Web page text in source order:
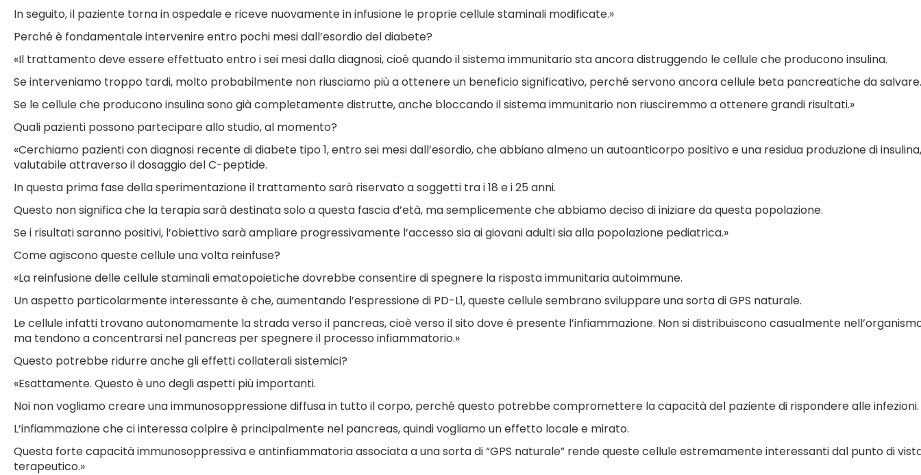
In seguito, il paziente torna in ospedale e riceve nuovamente in infusione le proprie cellule staminali modificate.»
Perché è fondamentale intervenire entro pochi mesi dall’esordio del diabete?
«Il trattamento deve essere effettuato entro i sei mesi dalla diagnosi, cioè quando il sistema immunitario sta ancora distruggendo le cellule che producono insulina.
Se interveniamo troppo tardi, molto probabilmente non riusciamo più a ottenere un beneficio significativo, perché servono ancora cellule beta pancreatiche da salvare.
Se le cellule che producono insulina sono già completamente distrutte, anche bloccando il sistema immunitario non riusciremmo a ottenere grandi risultati.»
Quali pazienti possono partecipare allo studio, al momento?
«Cerchiamo pazienti con diagnosi recente di diabete tipo 1, entro sei mesi dall’esordio, che abbiano almeno un autoanticorpo positivo e una residua produzione di insulina,
valutabile attraverso il dosaggio del C-peptide.
In questa prima fase della sperimentazione il trattamento sarà riservato a soggetti tra i 18 e i 25 anni.
Questo non significa che la terapia sarà destinata solo a questa fascia d’età, ma semplicemente che abbiamo deciso di iniziare da questa popolazione.
Se i risultati saranno positivi, l’obiettivo sarà ampliare progressivamente l’accesso sia ai giovani adulti sia alla popolazione pediatrica.»
Come agiscono queste cellule una volta reinfuse?
«La reinfusione delle cellule staminali ematopoietiche dovrebbe consentire di spegnere la risposta immunitaria autoimmune.
Un aspetto particolarmente interessante è che, aumentando l’espressione di PD-L1, queste cellule sembrano sviluppare una sorta di GPS naturale.
Le cellule infatti trovano autonomamente la strada verso il pancreas, cioè verso il sito dove è presente l’infiammazione. Non si distribuiscono casualmente
ma tendono a concentrarsi nel pancreas per spegnere il processo infiammatorio.»
Questo potrebbe ridurre anche gli effetti collaterali sistemici?
«Esattamente. Questo è uno degli aspetti più importanti.
Noi non vogliamo creare una immunosoppressione diffusa in tutto il corpo, perché questo potrebbe compromettere la capacità del paziente di rispondere alle infezioni.
L’infiammazione che ci interessa colpire è principalmente nel pancreas, quindi vogliamo un effetto locale e mirato.
Questa forte capacità immunosoppressiva e antinfiammatoria associata a una sorta di “GPS naturale” rende queste cellule estremamente interessanti dal punto di
terapeutico.»